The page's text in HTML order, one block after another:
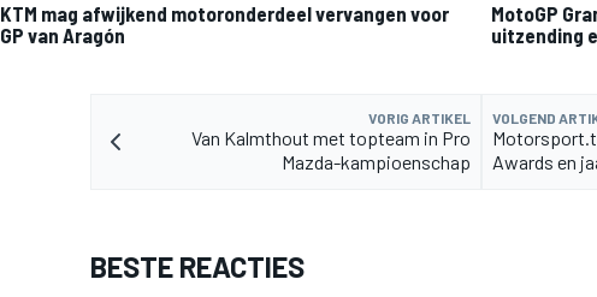
KTM mag afwijkend motoronderdeel vervangen voor
GP van Aragón
MotoGP
uitzending
VORIG ARTIKEL
Van Kalmthout met topteam in Pro
Mazda-kampioenschap
VOLGEND
Awards en
BESTE REACTIES